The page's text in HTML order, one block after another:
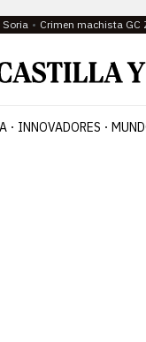
Soria Crimen machista GC
INNOVADORES